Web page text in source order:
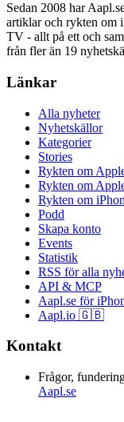
Sedan 2008 har
artiklar och rykten om
TV - allt på ett och
från fler än 19
Länkar
Alla nyheter
Nyhetskällor
Kategorier
Stories
Rykten om
Rykten om
Rykten om
Podd
Skapa konto
Events
Statistik
RSS för alla
API & MCP
Aapl.se för
Aapl.io 🇬🇧
Kontakt
Frågor,
Aapl.se